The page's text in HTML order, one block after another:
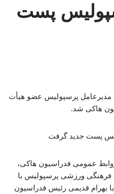
پست
مدیرعامل پرسپولیس عضو هیأت
هاکی شد.
روابط عمومی فدراسیون هاکی،
فرهنگی ورزشی پرسپولیس با
بهرام قدیمی رئیس فدراسیون